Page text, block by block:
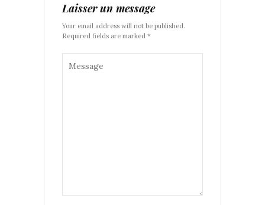
Laisser un message
Your email address will not be published.
Required fields are marked *